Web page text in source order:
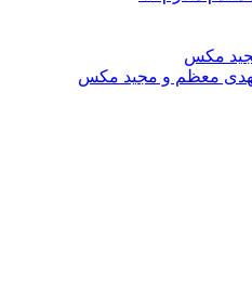
مکس
معظم و مجید مکس